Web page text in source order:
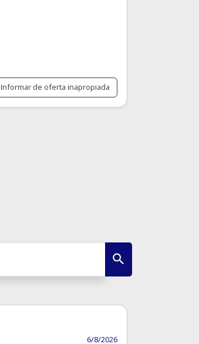
Informar de oferta inapropiada
6/8/2026